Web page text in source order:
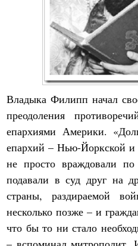
Владыка Филипп начал
преодоления
епархиями Америки.
епархий – Нью-Йоркской
не просто враждовали
подавали в суд друг на
страны, раздираемой
несколько позже – и
что бы то ни стало